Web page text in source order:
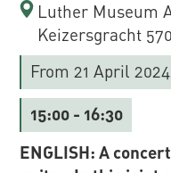
Luther Museum
Keizersgracht 570
From 21 April 2024
15:00 - 16:30
ENGLISH: A